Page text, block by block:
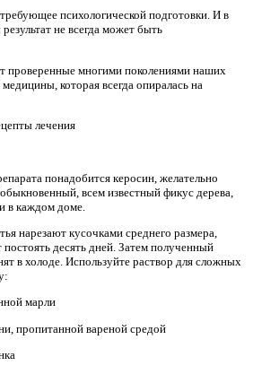
психологической подготовки. И в
не всегда может быть
проверенные многими поколениями наших
которая всегда опиралась на
лечения
понадобится керосин, желательно
всем известный фикус дерева,
в каждом доме.
нарезают кусочками среднего размера,
десять дней. Затем полученный
в холоде. Используйте раствор для сложных
марли
пропитанной вареной средой